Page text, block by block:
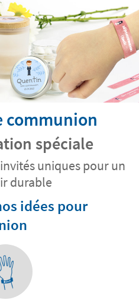
communion
spéciale
uniques pour un
durable
idées pour